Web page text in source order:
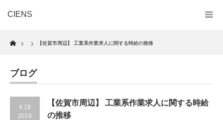
CIENS
Home
【佐賀市周辺】 工業系作業求人に関する時給の推移
ブログ
4.19
2019
【佐賀市周辺】 工業系作業求人に関する時給
の推移